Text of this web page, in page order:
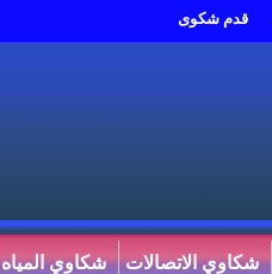
قدم شكوى
شكاوي الاتصالات شكاوي المياه